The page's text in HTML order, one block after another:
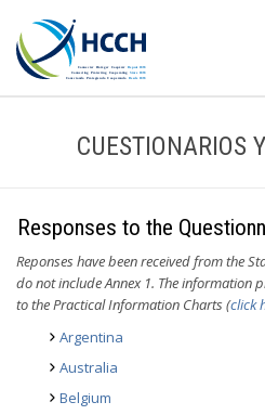
CUESTIONARIOS
Responses to the
Reponses have been received from the
do not include Annex 1. The information
to the Practical Information Charts (click
Argentina
Australia
Belgium